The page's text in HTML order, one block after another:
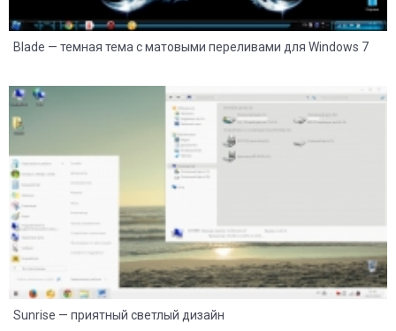
Blade — темная тема с матовыми переливами для Windows 7
Sunrise — приятный светлый дизайн